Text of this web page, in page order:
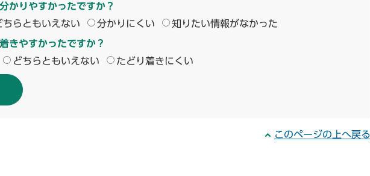
かりやすかったですか？
ちらともいえない 分かりにくい 知りたい情報がなかった
きやすかったですか？
どちらともいえない たどり着きにくい
このページの上へ戻る